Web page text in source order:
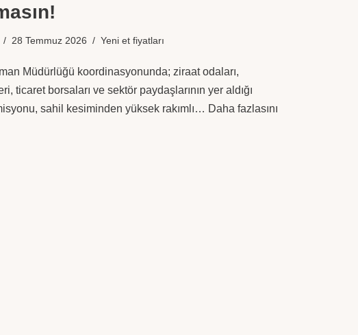
28 Temmuz 2026 Yeni et fiyatları
Müdürlüğü koordinasyonunda; ziraat odaları,
ticaret borsaları ve sektör paydaşlarının yer aldığı
sahil kesiminden yüksek rakımlı… Daha fazlasını